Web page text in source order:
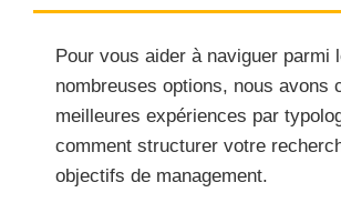
Pour vous aider à naviguer parmi
nombreuses options, nous avons
meilleures expériences par
comment structurer votre
objectifs de management.